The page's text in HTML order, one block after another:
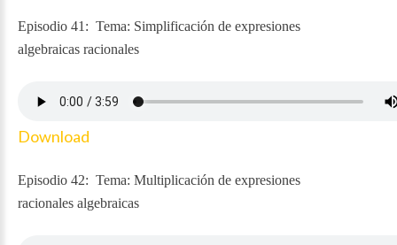
Episodio 41: Tema: Simplificación de expresiones
algebraicas racionales
Download
Episodio 42: Tema: Multiplicación de expresiones
racionales algebraicas